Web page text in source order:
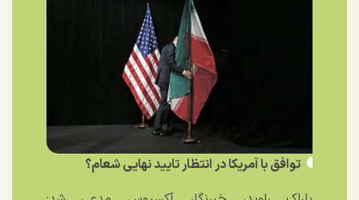
توافق با آمریکا در انتظار تایید نهایی شعام؟